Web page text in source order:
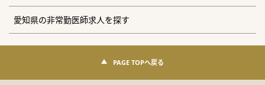
愛知県の非常勤医師求人を探す
PAGE TOPへ戻る